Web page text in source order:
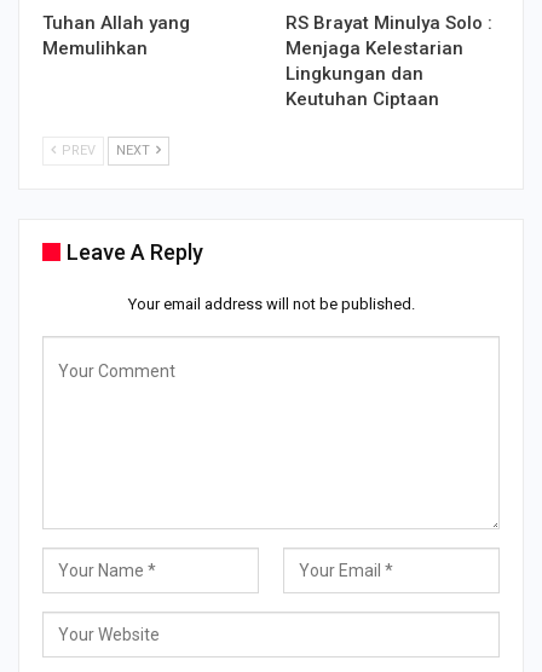
Tuhan Allah yang
Memulihkan
RS Brayat Minulya Solo :
Menjaga Kelestarian
Lingkungan dan
Keutuhan Ciptaan
PREV NEXT
Leave A Reply
Your email address will not be published.